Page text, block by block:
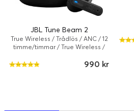
JBL Tune Beam 2
True Wireless / Trådlös / ANC / 12
timme/timmar / True Wireless /
990 kr